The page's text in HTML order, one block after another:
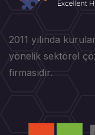
2011 yılında
yönelik sektörel
firmasıdır.